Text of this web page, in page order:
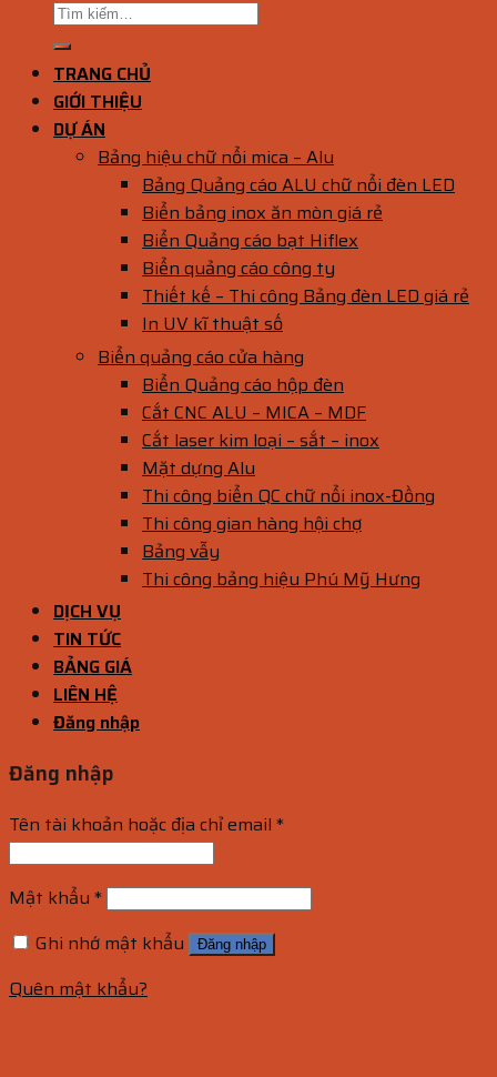
TRANG CHỦ
GIỚI THIỆU
DỰ ÁN
Bảng hiệu chữ nổi mica – Alu
Bảng Quảng cáo ALU chữ nổi đèn LED
Biển bảng inox ăn mòn giá rẻ
Biển Quảng cáo bạt Hiflex
Biển quảng cáo công ty
Thiết kế – Thi công Bảng đèn LED giá rẻ
In UV kĩ thuật số
Biển quảng cáo cửa hàng
Biển Quảng cáo hộp đèn
Cắt CNC ALU – MICA – MDF
Cắt laser kim loại – sắt – inox
Mặt dựng Alu
Thi công biển QC chữ nổi inox-Đồng
Thi công gian hàng hội chợ
Bảng vẫy
Thi công bảng hiệu Phú Mỹ Hưng
DỊCH VỤ
TIN TỨC
BẢNG GIÁ
LIÊN HỆ
Đăng nhập
Đăng nhập
Tên tài khoản hoặc địa chỉ email *
Mật khẩu *
Ghi nhớ mật khẩu
Đăng nhập
Quên mật khẩu?